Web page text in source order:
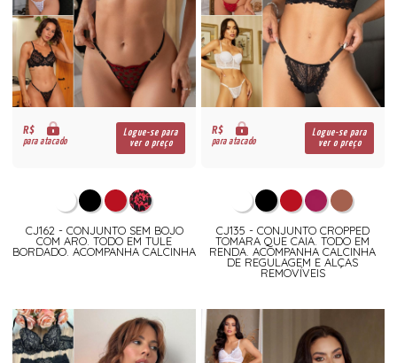
R$
para atacado
Logue-se para
ver o preço
CJ162 - CONJUNTO SEM BOJO
COM ARO. TODO EM TULE
BORDADO. ACOMPANHA CALCINHA
R$
para atacado
Logue-se para
ver o preço
CJ135 - CONJUNTO CROPPED
TOMARA QUE CAIA. TODO EM
RENDA. ACOMPANHA CALCINHA
DE REGULAGEM E ALÇAS
REMOVÍVEIS